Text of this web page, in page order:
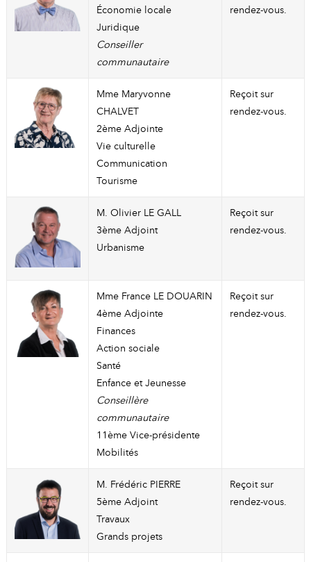
Économie locale
Juridique
Conseiller
communautaire
rendez-vous.
Mme Maryvonne
CHALVET
2ème Adjointe
Vie culturelle
Communication
Tourisme
Reçoit sur
rendez-vous.
M. Olivier LE GALL
3ème Adjoint
Urbanisme
Reçoit sur
rendez-vous.
Mme France LE DOUARIN
4ème Adjointe
Finances
Action sociale
Santé
Enfance et Jeunesse
Conseillère
communautaire
11ème Vice-présidente
Mobilités
Reçoit sur
rendez-vous.
M. Frédéric PIERRE
5ème Adjoint
Travaux
Grands projets
Reçoit sur
rendez-vous.